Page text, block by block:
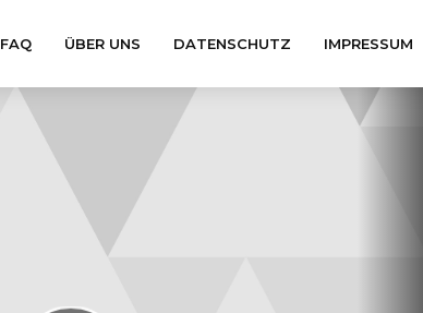
FAQ ÜBER UNS DATENSCHUTZ IMPRESSUM